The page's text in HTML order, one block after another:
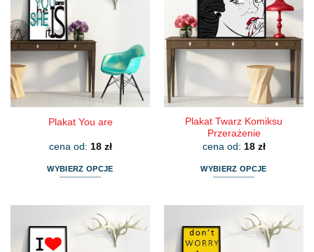
wariantów.
Opcje
można
wybrać
na
stronie
produktu
wariantów.
Opcje
można
wybrać
na
stronie
produktu
Plakat You are
cena od: 18 zł
WYBIERZ OPCJE
wiele
wariantów.
Plakat Twarz Komiksu
Przerażenie
cena od: 18 zł
WYBIERZ OPCJE
wiele
wariantów.